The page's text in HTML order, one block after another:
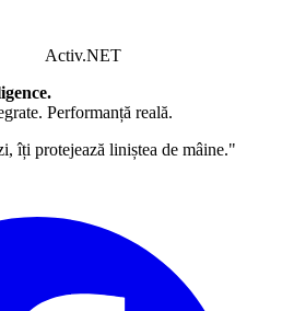
Activ.NET
Performanță reală.
îți protejează liniștea de mâine."